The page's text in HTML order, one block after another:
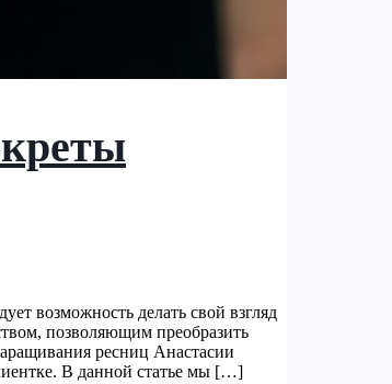
возможность делать свой взгляд
позволяющим преобразить
ресниц Анастасии
В данной статье мы […]